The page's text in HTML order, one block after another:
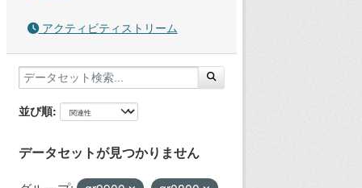
アクティビティストリーム
並び順
データセットが見つかりません